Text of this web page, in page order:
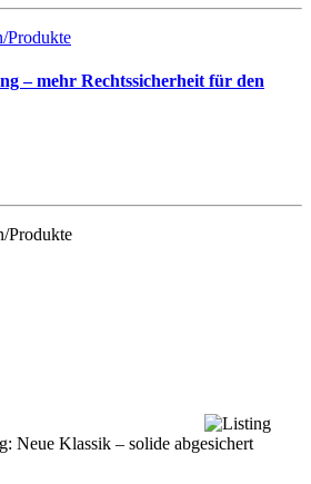
Produkte
– mehr Rechtssicherheit für den
Produkte
Neue Klassik – solide abgesichert